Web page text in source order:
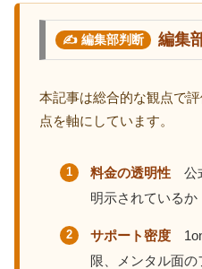
編集
本記事は総合的な観点で
点を軸にしています。
料金の透明性公
明示されているか
サポート密度
限、メンタル面の